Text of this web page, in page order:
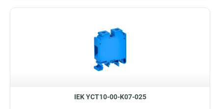
IEK YCT10-00-K07-025